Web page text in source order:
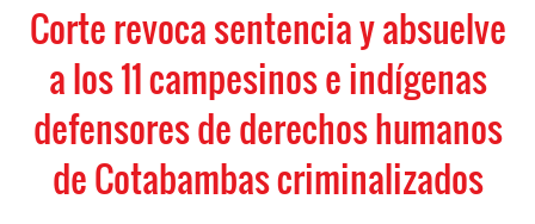
Corte revoca sentencia y absuelve
a los 11 campesinos e indígenas
defensores de derechos humanos
de Cotabambas criminalizados